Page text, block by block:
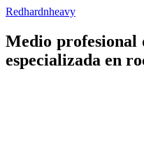
Redhardnheavy
Medio profesional
especializada en